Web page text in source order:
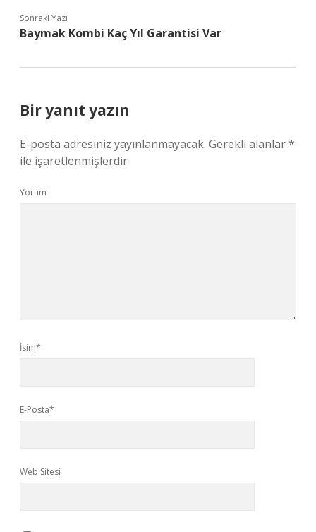
Sonraki Yazı
Baymak Kombi Kaç Yıl Garantisi Var
Bir yanıt yazın
E-posta adresiniz yayınlanmayacak. Gerekli alanlar*
ile işaretlenmişlerdir
Yorum
İsim*
E-Posta*
Web Sitesi